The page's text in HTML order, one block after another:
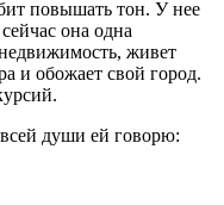
повышать тон. У нее
она одна
живет
и обожает свой город.
души ей говорю: